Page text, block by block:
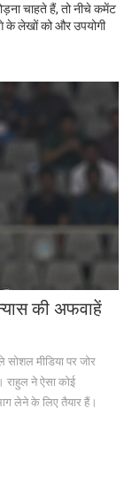
चाहते हैं, तो नीचे कमेंट
लेखों को और उपयोगी
की अफवाहें
मीडिया पर जोर
राहुल ने ऐसा कोई
लेने के लिए तैयार हैं।